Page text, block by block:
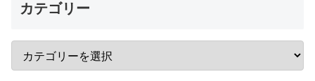
カテゴリー